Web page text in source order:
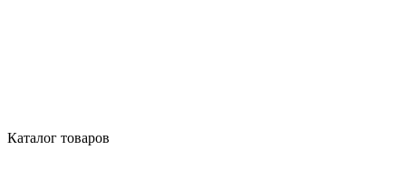
Каталог товаров